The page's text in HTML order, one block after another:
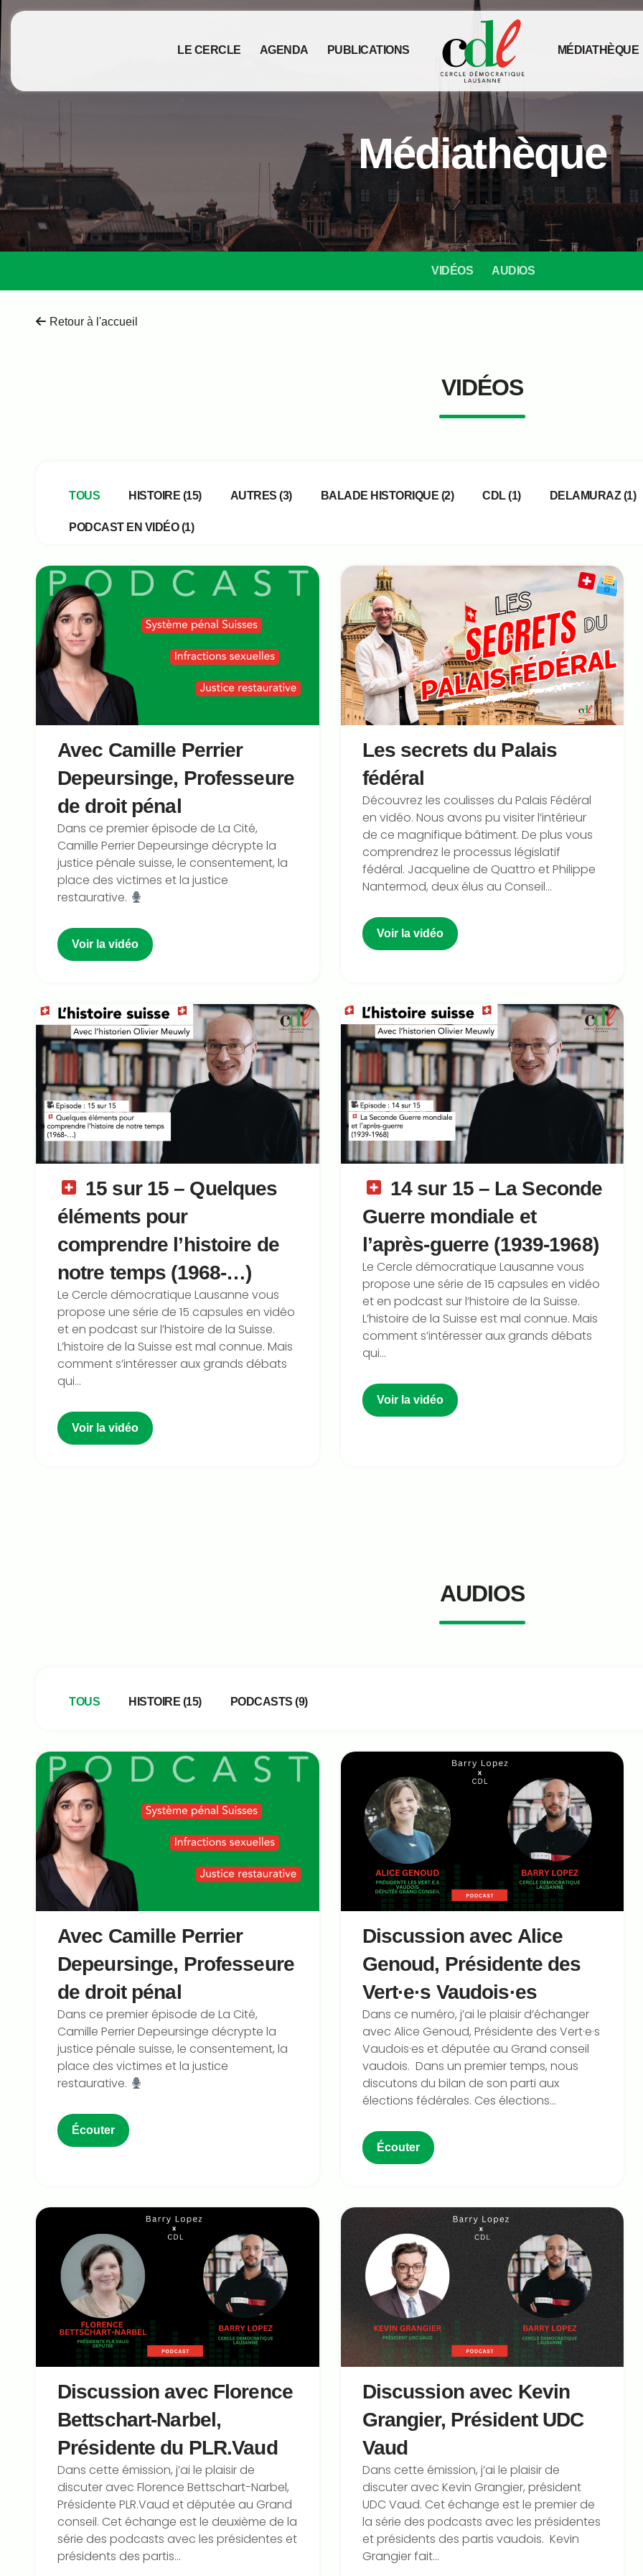
LE CERCLE AGENDA PUBLICATIONS MÉDIATHÈQUE
Médiathèque
VIDÉOS AUDIOS
Retour à l'accueil
VIDÉOS
Type de vidéo
TOUS HISTOIRE (15) AUTRES (3) BALADE HISTORIQUE (2) CDL(1) DELAMURAZ(1)
PODCAST EN VIDÉO(1)
Avec Camille Perrier
Depeursinge, Professeure
de droit pénal
Dans ce premier épisode de La Cité,
Camille Perrier Depeursinge décrypte la
justice pénale suisse, le consentement, la
place des victimes et la justice
restaurative.
Voir la vidéo
Les secrets du Palais
fédéral
Découvrez les coulisses du Palais Fédéral
en vidéo. Nous avons pu visiter l’intérieur
de ce magnifique bâtiment. De plus vous
comprendrez le processus législatif
fédéral. Jacqueline de Quattro et Philippe
Nantermod, deux élus au Conseil...
Voir la vidéo
15 sur 15 – Quelques
éléments pour
comprendre l’histoire de
notre temps (1968-…)
Le Cercle démocratique Lausanne vous
propose une série de 15 capsules en vidéo
et en podcast sur l’histoire de la Suisse.
L’histoire de la Suisse est mal connue. Mais
comment s’intéresser aux grands débats
qui...
Voir la vidéo
14 sur 15 – La Seconde
Guerre mondiale et
l’après-guerre (1939-1968)
Le Cercle démocratique Lausanne vous
propose une série de 15 capsules en vidéo
et en podcast sur l’histoire de la Suisse.
L’histoire de la Suisse est mal connue. Mais
comment s’intéresser aux grands débats
qui...
Voir la vidéo
AUDIOS
Type d'audio
TOUS HISTOIRE (15) PODCASTS (9)
Avec Camille Perrier
Depeursinge, Professeure
de droit pénal
Dans ce premier épisode de La Cité,
Camille Perrier Depeursinge décrypte la
justice pénale suisse, le consentement, la
place des victimes et la justice
restaurative.
Écouter
Discussion avec Alice
Genoud, Présidente des
Vert·e·s Vaudois·es
Dans ce numéro, j’ai le plaisir d’échanger
avec ⁠Alice Genoud⁠, Présidente des ⁠Vert·e·s
Vaudois·es⁠ et députée au Grand conseil
vaudois. Dans un premier temps, nous
discutons du bilan de son parti aux
élections fédérales. Ces élections...
Écouter
Discussion avec Florence
Bettschart-Narbel,
Présidente du PLR.Vaud
Dans cette émission, j’ai le plaisir de
discuter avec ⁠Florence Bettschart-Narbel⁠,
Présidente ⁠PLR.Vaud⁠ et députée au Grand
conseil. Cet échange est le deuxième de la
série des podcasts avec les présidentes et
présidents des partis...
Discussion avec Kevin
Grangier, Président UDC
Vaud
Dans cette émission, j’ai le plaisir de
discuter avec ⁠Kevin Grangier⁠, président
UDC Vaud. Cet échange est le premier de
la série des podcasts avec les présidentes
et présidents des partis vaudois. Kevin
Grangier fait...